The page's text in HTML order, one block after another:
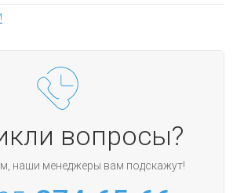
вопросы?
наши менеджеры вам подскажут!